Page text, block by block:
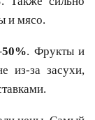
и мясо.
. Фрукты и
из-за засухи,